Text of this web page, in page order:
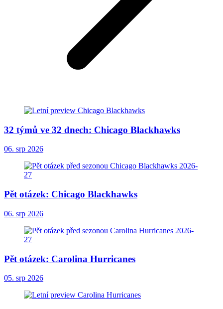
32 týmů ve 32 dnech: Chicago Blackhawks
06. srp 2026
Pět otázek: Chicago Blackhawks
06. srp 2026
Pět otázek: Carolina Hurricanes
05. srp 2026